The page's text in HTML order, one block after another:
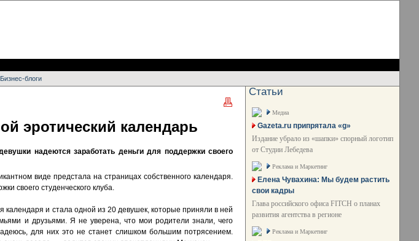
Бизнес-блоги
эротический календарь
надеются заработать деньги для поддержки своего
виде предстала на страницах собственного календаря.
своего студенческого клуба.
и стала одной из 20 девушек, которые приняли в ней
и друзьями. Я не уверена, что мои родители знали, чего
для них это не станет слишком большим потрясением.
Статьи
Медиа
Gazeta.ru припрятала «g»
Издание убрало из «шапки» спорный логотип
от Студии Лебедева
Реклама и Маркетинг
Елена Чувахина: Мы будем растить
свои кадры
Глава российского офиса FITCH о планах
развития агентства в регионе
Реклама и Маркетинг